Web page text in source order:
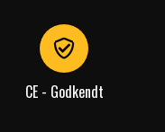
CE - Godkendt